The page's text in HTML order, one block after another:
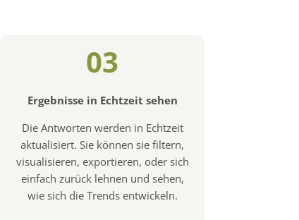
03
Ergebnisse in Echtzeit sehen
Die Antworten werden in Echtzeit
aktualisiert. Sie können sie filtern,
visualisieren, exportieren, oder sich
einfach zurück lehnen und sehen,
wie sich die Trends entwickeln.